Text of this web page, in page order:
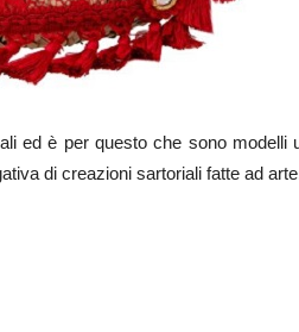
ed è per questo che sono modelli
di creazioni sartoriali fatte ad